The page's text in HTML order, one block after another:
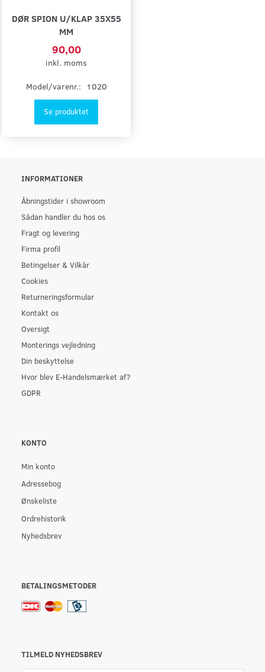
DØR SPION U/KLAP 35X55
MM
90,00
inkl. moms
Model/varenr.: 1020
Se produktet
INFORMATIONER
Åbningstider i showroom
Sådan handler du hos os
Fragt og levering
Firma profil
Betingelser & Vilkår
Cookies
Returneringsformular
Kontakt os
Oversigt
Monterings vejledning
Din beskyttelse
Hvor blev E-Handelsmærket af?
GDPR
KONTO
Min konto
Adressebog
Ønskeliste
Ordrehistorik
Nyhedsbrev
BETALINGSMETODER
TILMELD NYHEDSBREV